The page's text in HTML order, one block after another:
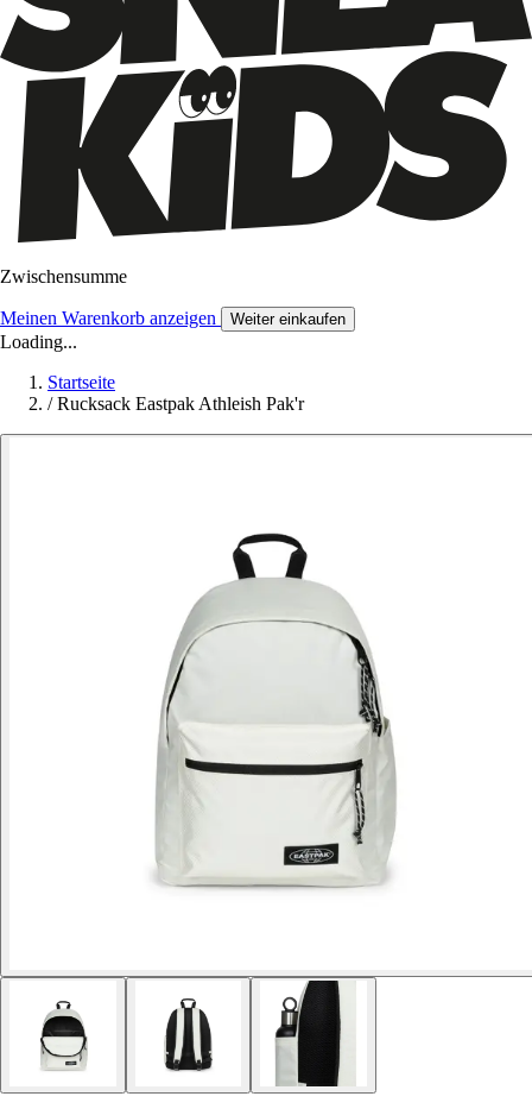
Zwischensumme
Meinen Warenkorb anzeigen Weiter einkaufen
Loading...
Startseite
/ Rucksack Eastpak Athleish Pak'r